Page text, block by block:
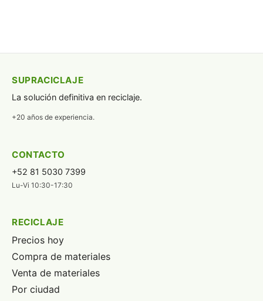
SUPRACICLAJE
La solución definitiva en reciclaje.
+20 años de experiencia.
CONTACTO
+52 81 5030 7399
Lu-Vi 10:30-17:30
RECICLAJE
Precios hoy
Compra de materiales
Venta de materiales
Por ciudad